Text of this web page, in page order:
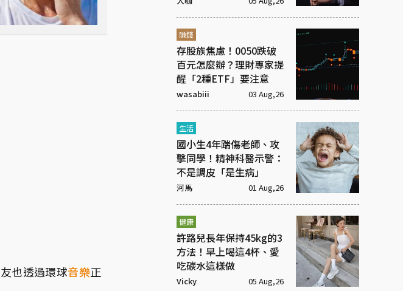
也透過環球音樂正
賺錢
存股族焦慮！0050跌破
百元怎麼辦？理財專家提
醒「2種ETF」要注意
wasabiii 03 Aug,26
生活
國小生4年踹傷老師、攻
擊同學！精神科醫示警：
不是調皮「是生病」
河馬 01 Aug,26
健康
許路兒長年保持45kg的3
方法！早上喝這4杯、愛
吃碳水這樣做
Vicky 05 Aug,26